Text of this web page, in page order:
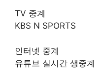
TV 중계
KBS N SPORTS
인터넷 중계
유튜브 실시간 생중계